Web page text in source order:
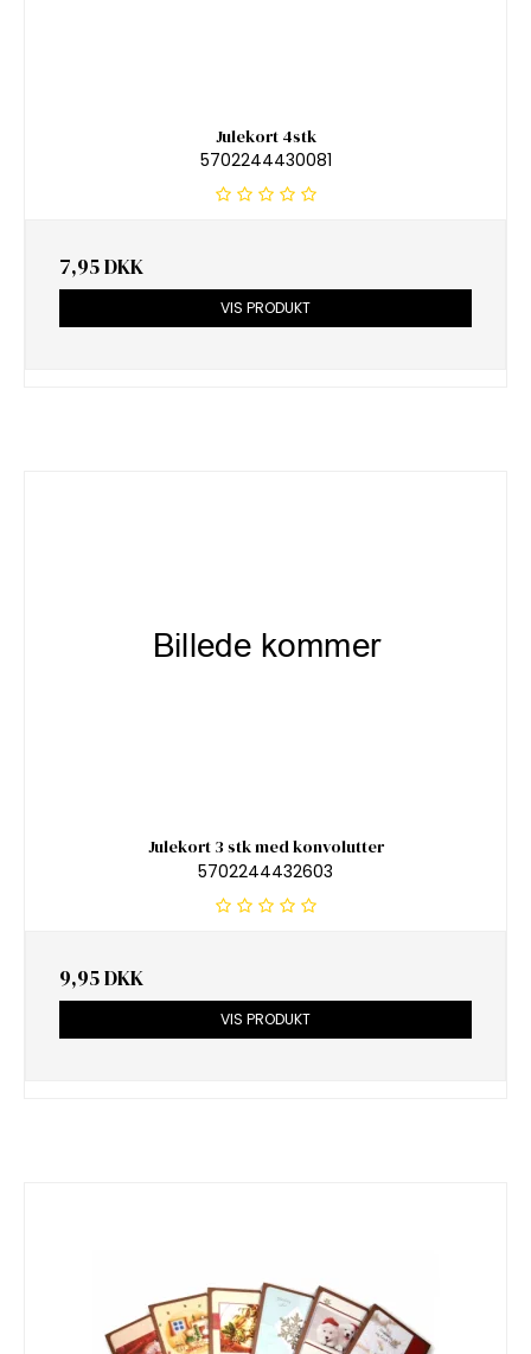
Julekort 4stk
5702244430081
7,95 DKK
VIS PRODUKT
Julekort 3 stk med konvolutter
5702244432603
9,95 DKK
VIS PRODUKT